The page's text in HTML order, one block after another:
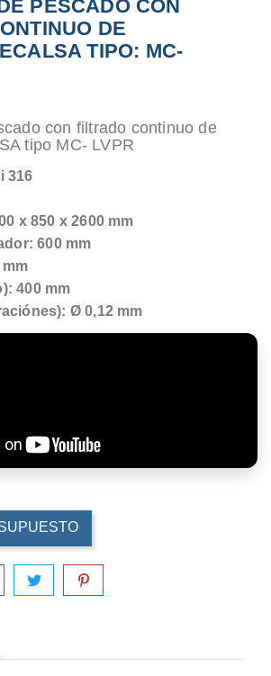
PESCADO CON
DE
TIPO: MC-
con filtrado continuo de
tipo MC- LVPR
316
x 850 x 2600 mm
600 mm
400 mm
Ø 0,12 mm